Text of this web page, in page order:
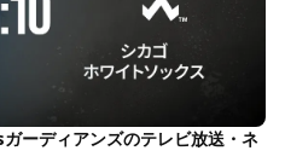
ーディアンズのテレビ放送・ネ